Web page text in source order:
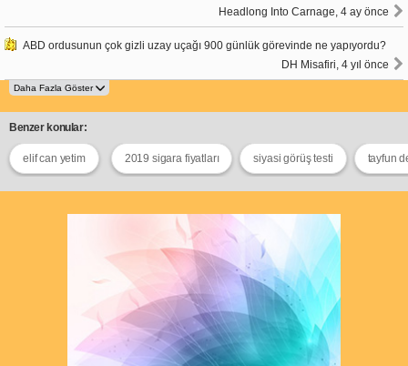
Headlong Into Carnage, 4 ay önce
ABD ordusunun çok gizli uzay uçağı 900 günlük görevinde ne yapıyordu?
DH Misafiri, 4 yıl önce
Benzer konular:
elif can yetim 2019 sigara fiyatları siyasi görüş testi tayfun